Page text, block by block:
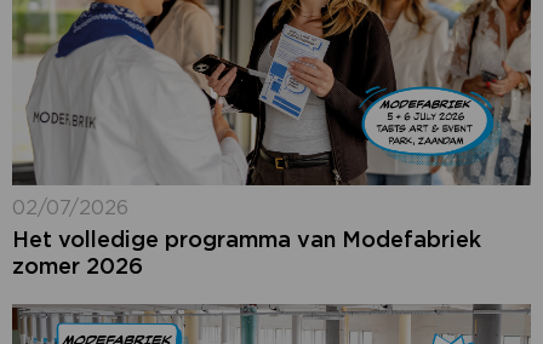
02/07/2026
Het volledige programma van Modefabriek
zomer 2026